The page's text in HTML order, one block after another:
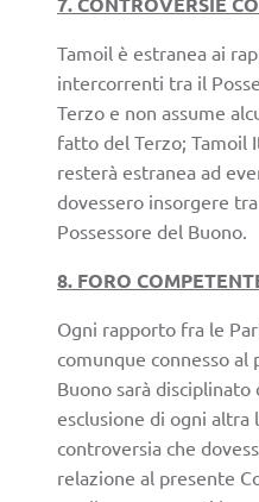
Tamoil è estranea ai
intercorrenti tra il
Terzo e non assume
fatto del Terzo; Tamoil
resterà estranea ad
dovessero insorgere
Possessore del Buono.
8. FORO
Ogni rapporto fra le
comunque connesso al
Buono sarà
esclusione di ogni altra
controversia che
relazione al presente